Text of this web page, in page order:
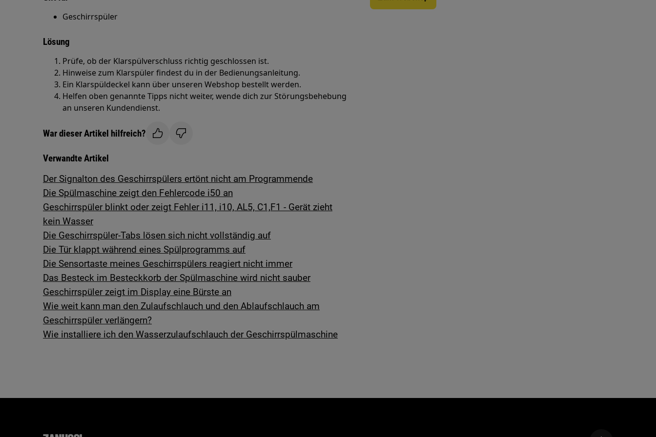
Geschirrspüler
Lösung
Prüfe, ob der Klarspülverschluss richtig geschlossen ist.
Hinweise zum Klarspüler findest du in der Bedienungsanleitung.
Ein Klarspüldeckel kann über unseren Webshop bestellt werden.
Helfen oben genannte Tipps nicht weiter, wende dich zur Störungsbehebung
an unseren Kundendienst.
War dieser Artikel hilfreich?
Verwandte Artikel
Der Signalton des Geschirrspülers ertönt nicht am Programmende
Die Spülmaschine zeigt den Fehlercode i50 an
Geschirrspüler blinkt oder zeigt Fehler i11, i10, AL5, C1,F1 - Gerät zieht
kein Wasser
Die Geschirrspüler-Tabs lösen sich nicht vollständig auf
Die Tür klappt während eines Spülprogramms auf
Die Sensortaste meines Geschirrspülers reagiert nicht immer
Das Besteck im Besteckkorb der Spülmaschine wird nicht sauber
Geschirrspüler zeigt im Display eine Bürste an
Wie weit kann man den Zulaufschlauch und den Ablaufschlauch am
Geschirrspüler verlängern?
Wie installiere ich den Wasserzulaufschlauch der Geschirrspülmaschine